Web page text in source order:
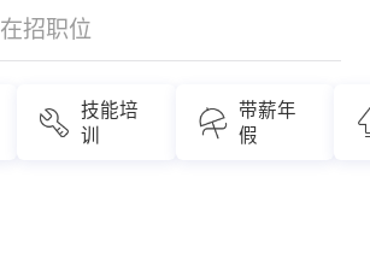
在招职位
技能培
训
带薪年
假